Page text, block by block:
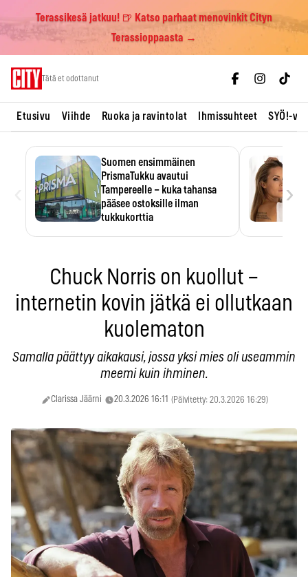
Terassikesä jatkuu! 🍺 Katso parhaat menovinkit Cityn
Terassioppaasta →
Tätä et odottanut
Etusivu Viihde Ruoka ja ravintolat Ihmissuhteet SYÖ!-
Suomen ensimmäinen
PrismaTukku avautui
Tampereelle – kuka tahansa
pääsee ostoksille ilman
tukkukorttia
›
Chuck Norris on kuollut –
internetin kovin jätkä ei ollutkaan
kuolematon
Samalla päättyy aikakausi, jossa yksi mies oli useammin
meemi kuin ihminen.
Clarissa Jäärni 20.3.2026 16:11 (Päivitetty: 20.3.2026 16:29)